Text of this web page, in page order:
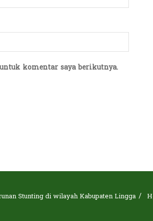
komentar saya berikutnya.
Stunting di wilayah Kabupaten Lingga